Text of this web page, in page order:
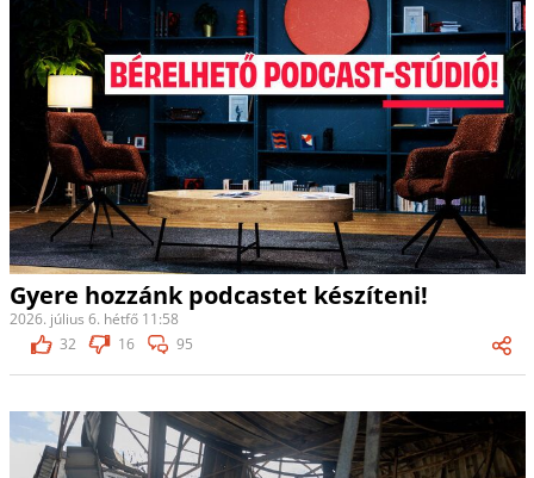
Gyere hozzánk podcastet készíteni!
2026. július 6. hétfő 11:58
32
16 95